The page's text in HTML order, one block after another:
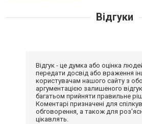
Відгуки
Відгук - це думка або оцінка
передати досвід або враження
користувачам нашого сайту з
аргументацією залишеного
багатьом прийняти правильне
Коментарі призначені для
обговорення, а також для
цікавлять.